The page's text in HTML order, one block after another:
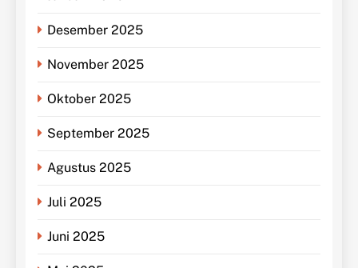
Desember 2025
November 2025
Oktober 2025
September 2025
Agustus 2025
Juli 2025
Juni 2025